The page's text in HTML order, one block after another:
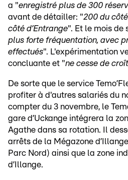
a "enregistré plus de 300
avant de détailler: "200 du
côté d’Entrange". Et le mois de
plus forte fréquentation, avec
effectués". L'expérimentation
concluante et "ne cesse de
De sorte que le service
profiter à d'autres salariés du
compter du 3 novembre, le
gare d’Uckange intégrera la
Agathe dans sa rotation. Il
arrêts de la Mégazone
Parc Nord) ainsi que la zone
d’Illange.